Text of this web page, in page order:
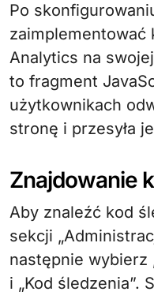
Po
zaimplementować
Analytics na
to fragment
użytkownikach
stronę i przesyła
Znajdowanie
Aby znaleźć kod
sekcji
następnie wybierz
i „Kod śledzenia”.